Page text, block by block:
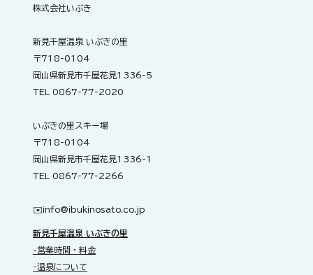
株式会社いぶき
新見千屋温泉 いぶきの里
〒718-0104
岡山県新見市千屋花見1336-5
TEL 0867-77-2020
いぶきの里スキー場
〒718-0104
岡山県新見市千屋花見1336-1
TEL 0867-77-2266
✉️​info@ibukinosato.co.jp
新見千屋温泉 いぶきの里
-営業時間・料金
-温泉について